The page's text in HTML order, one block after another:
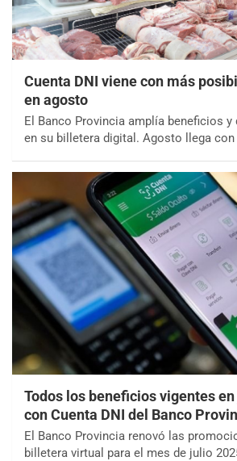
Cuenta DNI viene con más
en agosto
El Banco Provincia amplía beneficios
en su billetera digital. Agosto llega
Todos los beneficios vigentes
con Cuenta DNI del Banco
El Banco Provincia renovó las
billetera virtual para el mes de julio